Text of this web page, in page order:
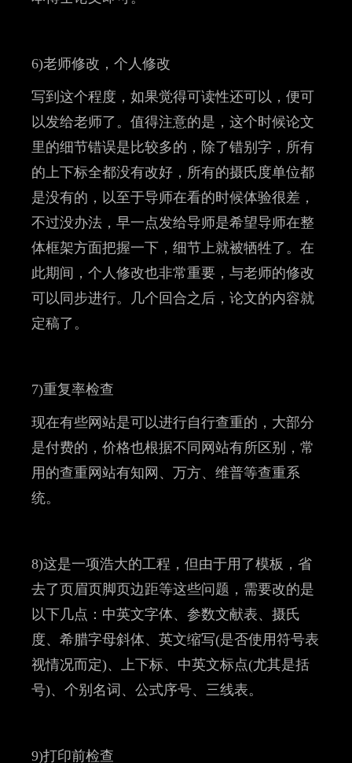
6)老师修改，个人修改
写到这个程度，如果觉得可读性还可以，便可
以发给老师了。值得注意的是，这个时候论文
里的细节错误是比较多的，除了错别字，所有
的上下标全都没有改好，所有的摄氏度单位都
是没有的，以至于导师在看的时候体验很差，
不过没办法，早一点发给导师是希望导师在整
体框架方面把握一下，细节上就被牺牲了。在
此期间，个人修改也非常重要，与老师的修改
可以同步进行。几个回合之后，论文的内容就
定稿了。
7)重复率检查
现在有些网站是可以进行自行查重的，大部分
是付费的，价格也根据不同网站有所区别，常
用的查重网站有知网、万方、维普等查重系
统。
8)这是一项浩大的工程，但由于用了模板，省
去了页眉页脚页边距等这些问题，需要改的是
以下几点：中英文字体、参数文献表、摄氏
度、希腊字母斜体、英文缩写(是否使用符号表
视情况而定)、上下标、中英文标点(尤其是括
号)、个别名词、公式序号、三线表。
9)打印前检查